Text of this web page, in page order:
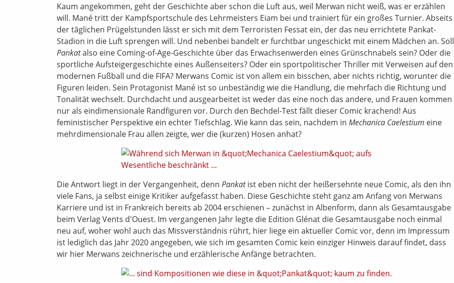
Kaum angekommen, geht der Geschichte aber schon die Luft aus, weil Merwan nicht weiß, was er erzählen
will. Mané tritt der Kampfsportschule des Lehrmeisters Eiam bei und trainiert für ein großes Turnier. Abseits
der täglichen Prügelstunden lässt er sich mit dem Terroristen Fessat ein, der das neu errichtete Pankat-
Stadion in die Luft sprengen will. Und nebenbei bandelt er furchtbar ungeschickt mit einem Mädchen an. Soll
Pankatalso eine Coming-of-Age-Geschichte über das Erwachsenwerden eines Grünschnabels sein? Oder die
sportliche Aufsteigergeschichte eines Außenseiters? Oder ein sportpolitischer Thriller mit Verweisen auf den
modernen Fußball und die FIFA? Merwans Comic ist von allem ein bisschen, aber nichts richtig, worunter die
Figuren leiden. Sein Protagonist Mané ist so unbeständig wie die Handlung, die mehrfach die Richtung und
Tonalität wechselt. Durchdacht und ausgearbeitet ist weder das eine noch das andere, und Frauen kommen
nur als eindimensionale Randfiguren vor. Durch den Bechdel-Test fällt dieser Comic krachend! Aus
feministischer Perspektive ein echter Tiefschlag. Wie kann das sein, nachdem in Mechanica Caelestium eine
mehrdimensionale Frau allen zeigte, wer die (kurzen) Hosen anhat?
Die Antwort liegt in der Vergangenheit, denn Pankatist eben nicht der heißersehnte neue Comic, als den ihn
viele Fans, ja selbst einige Kritiker aufgefasst haben. Diese Geschichte steht ganz am Anfang von Merwans
Karriere und ist in Frankreich bereits ab 2004 erschienen – zunächst in Albenform, dann als Gesamtausgabe
beim VerlagVents d'Ouest. Im vergangenen Jahr legte die Edition Glénat die Gesamtausgabe noch einmal
neu auf, woher wohl auch das Missverständnis rührt, hier liege ein aktueller Comic vor, denn im Impressum
ist lediglich das Jahr 2020 angegeben, wie sich im gesamten Comic kein einziger Hinweis darauf findet, dass
wir hier Merwans zeichnerische und erzählerische Anfänge betrachten.